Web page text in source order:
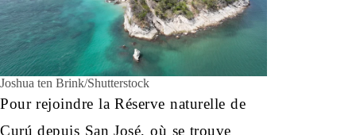
Joshua ten Brink/Shutterstock
Pour rejoindre la Réserve naturelle de
Curú depuis San José, où se trouve